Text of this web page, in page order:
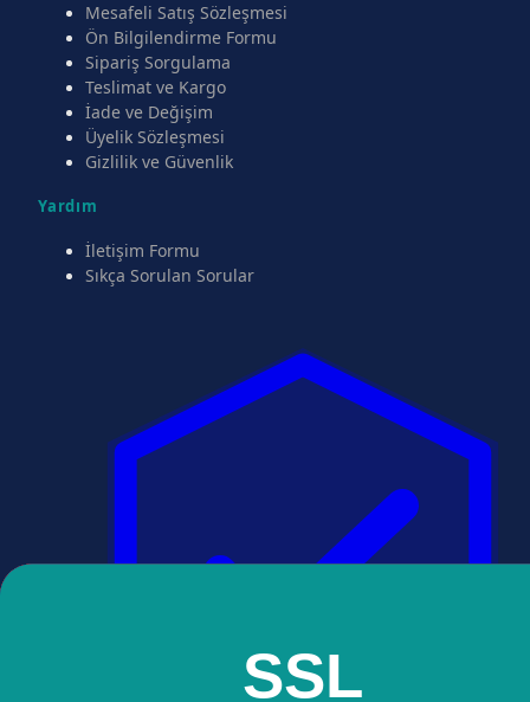
Mesafeli Satış Sözleşmesi
Ön Bilgilendirme Formu
Sipariş Sorgulama
Teslimat ve Kargo
İade ve Değişim
Üyelik Sözleşmesi
Gizlilik ve Güvenlik
Yardım
İletişim Formu
Sıkça Sorulan Sorular